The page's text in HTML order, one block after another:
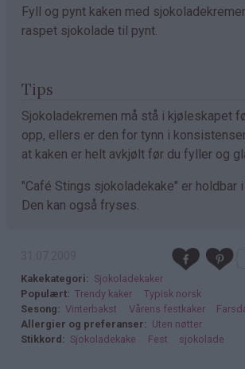
Fyll og pynt kaken med
raspet sjokolade til pynt.
Tips
Sjokoladekremen må stå i kjøleskapet
opp, ellers er den for tynn i
at kaken er helt avkjølt før du fyller og
"Café Stings sjokoladekake" er holdbar
Den kan også fryses.
Kakekategori
Sjokoladekaker
Populært
Trendy kaker
Typisk norsk
Sesong
Vinterbakst Vårens festkaker
Allergier og preferanser
Uten nøtter
Stikkord
Sjokoladekake Fest sjokolade